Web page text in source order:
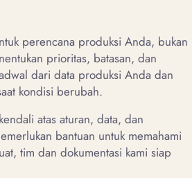
perencana produksi Anda, bukan
prioritas, batasan, dan
dari data produksi Anda dan
kondisi berubah.
atas aturan, data, dan
bantuan untuk memahami
tim dan dokumentasi kami siap